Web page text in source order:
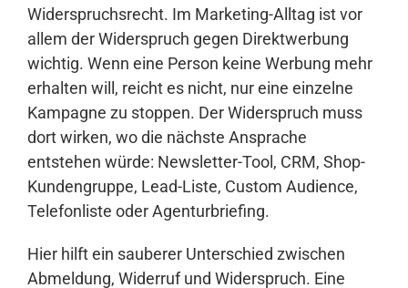
Widerspruchsrecht. Im Marketing-Alltag ist vor
allem der Widerspruch gegen Direktwerbung
wichtig. Wenn eine Person keine Werbung mehr
erhalten will, reicht es nicht, nur eine einzelne
Kampagne zu stoppen. Der Widerspruch muss
dort wirken, wo die nächste Ansprache
entstehen würde: Newsletter-Tool, CRM, Shop-
Kundengruppe, Lead-Liste, Custom Audience,
Telefonliste oder Agenturbriefing.
Hier hilft ein sauberer Unterschied zwischen
Abmeldung, Widerruf und Widerspruch. Eine